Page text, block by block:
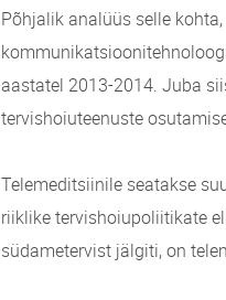
Põhjalik analüüs selle
aastatel 2013-2014. Juba
tervishoiuteenuste
Telemeditsiinile seatakse
riiklike tervishoiupoliitikate
südametervist jälgiti, on